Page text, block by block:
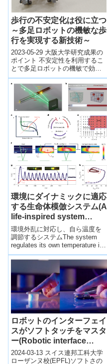
歩行の不安定化は役に立つ
～多足ロボットの機敏な歩
行を実現する新技術～
2023-05-29 大阪大学研究成果の
ポイント 不安定性を利用するこ
とで多足ロボットの機敏で効率
の良い歩行の実現に成功 環境と
複雑に相互作用する多くの足の
運動...
環境にダイナミックに適応
する生命体模倣システム(A
life-inspired system
dynamically adjusts to its
environment)
環境外乱に対応し、自ら温度を
調節するシステムThe system
regulates its own temperature in
response to en...
ロボットのインターフェイ
スがソフトタッチをマスタ
ー(Robotic interface
masters a soft touch)
2024-03-13 スイス連邦工科大学
ローザンヌ校(EPFL)ソフトさの